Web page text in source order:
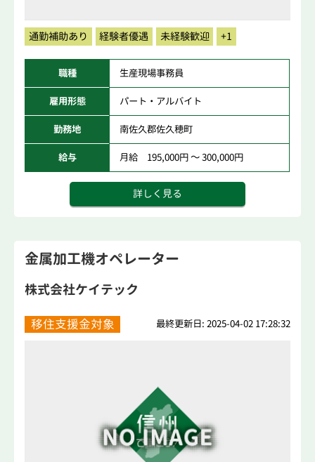
通勤補助あり 経験者優遇 未経験歓迎 +1
職種 生産現場事務員
雇用形態 パート・アルバイト
勤務地 南佐久郡佐久穂町
給与 月給 195,000円 ～ 300,000円
詳しく見る
金属加工機オペレーター
株式会社ケイテック
移住支援金対象 最終更新日: 2025-04-02 17:28:32